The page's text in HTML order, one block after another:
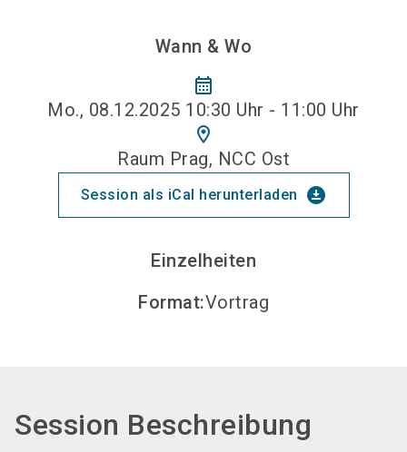
Wann & Wo
calendar_month
Mo., 08.12.2025 10:30 Uhr - 11:00 Uhr
location_on
Raum Prag, NCC Ost
Session als iCal herunterladen download_for_offline
Einzelheiten
Format:Vortrag
Session Beschreibung